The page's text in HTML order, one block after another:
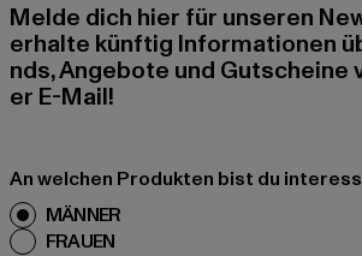
Melde dich hier für unseren
erhalte künftig Informationen
nds, Angebote und Gutscheine
er E-Mail!
An welchen Produkten bist du
MÄNNER
FRAUEN